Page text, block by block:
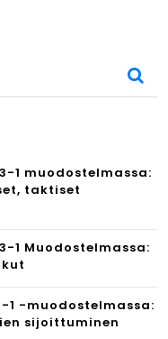
1 muodostelmassa:
taktiset
1 Muodostelmassa:
-muodostelmassa:
sijoittuminen